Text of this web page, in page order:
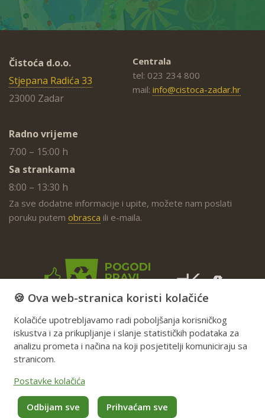
Čistoća d.o.o.
Stjepana Radića 33
23000 Zadar
Radno vrijeme
7:00 – 15:00 h
Sa strankama
8:00 – 13:30 h
Centrala
tel: 023 234 800
mail: info@cistoca-zadar.hr
Za sve dodatne informacije i upite, možete nam poslati
poruku putem obrasca ili e-maila.
🍪 Ova web-stranica koristi kolačiće
Kolačiće upotrebljavamo radi poboljšanja korisničkog
iskustva i za prikupljanje i slanje statističkih podataka za
analizu prometa i načina na koji posjetitelji komuniciraju sa
stranicom.
Postavke kolačića
Odbijam sve Prihvaćam sve